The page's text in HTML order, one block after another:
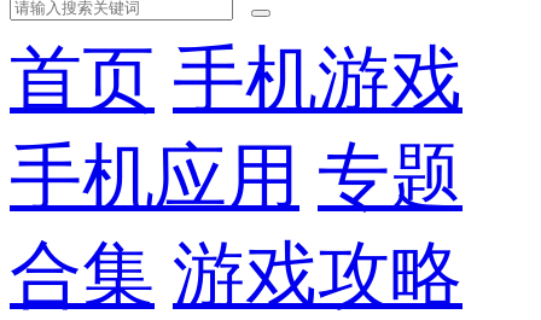
首页 手机游戏
手机应用 专题
合集 游戏攻略